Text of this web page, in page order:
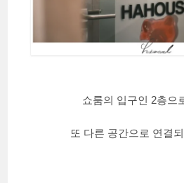
쇼룸의 입구인 2층으
또 다른 공간으로 연결